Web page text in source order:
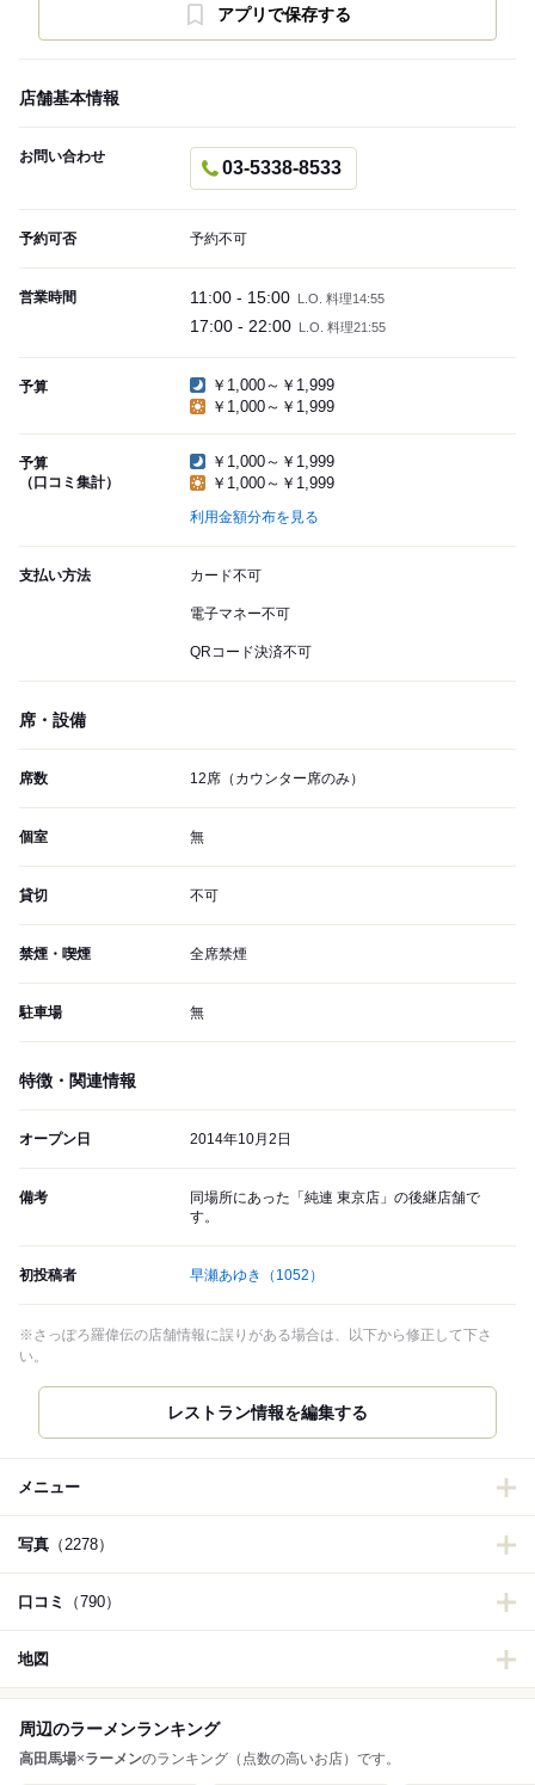
アプリで保存する
店舗基本情報
お問い合わせ
03-5338-8533
予約可否 予約不可
営業時間 11:00 - 15:00 L.O. 料理14:55
17:00 - 22:00 L.O. 料理21:55
予算
￥1,000～￥1,999
￥1,000～￥1,999
予算
（口コミ集計）
￥1,000～￥1,999
￥1,000～￥1,999
利用金額分布を見る
支払い方法 カード不可
電子マネー不可
QRコード決済不可
席・設備
席数 12席（カウンター席のみ）
個室 無
貸切 不可
禁煙・喫煙 全席禁煙
駐車場 無
特徴・関連情報
オープン日 2014年10月2日
備考
同場所にあった「純連 東京店」の後継店舗で
す。
初投稿者 早瀬あゆき （1052）
※さっぽろ羅偉伝の店舗情報に誤りがある場合は、以下から修正して下さ
い。
レストラン情報を編集する
メニュー
写真 （2278）
口コミ （790）
地図
周辺のラーメンランキング
高田馬場×ラーメンのランキング（点数の高いお店）です。